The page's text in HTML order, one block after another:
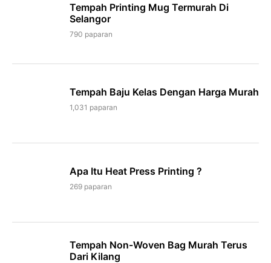
Tempah Printing Mug Termurah Di
Selangor
790 paparan
Tempah Baju Kelas Dengan Harga Murah
1,031 paparan
Apa Itu Heat Press Printing ?
269 paparan
Tempah Non-Woven Bag Murah Terus
Dari Kilang